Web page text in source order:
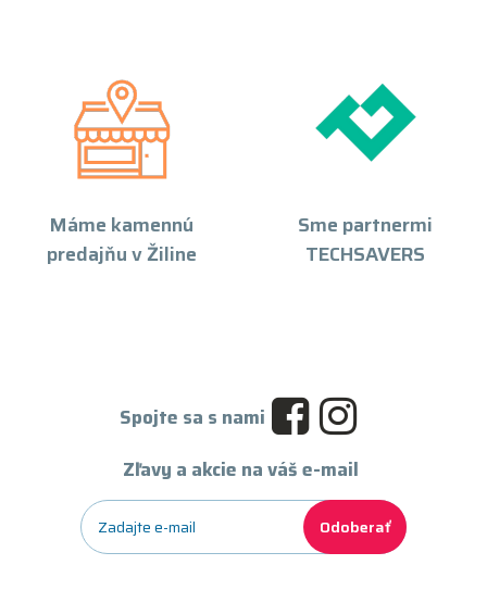
Máme kamennú
predajňu v Žiline
Sme partnermi
TECHSAVERS
Spojte sa s nami
Zľavy a akcie na váš e-mail
Odoberať